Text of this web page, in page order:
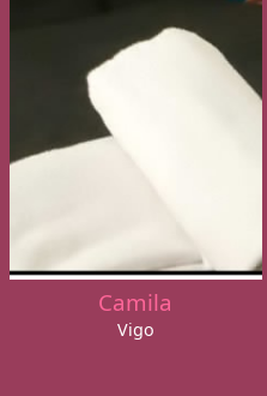
Camila
Vigo